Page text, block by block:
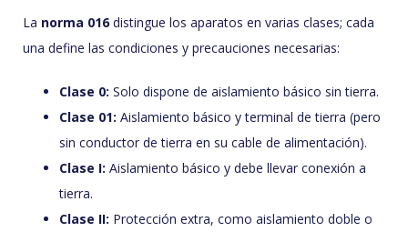
La norma 016 distingue los aparatos en varias clases; cada
una define las condiciones y precauciones necesarias:
Clase 0: Solo dispone de aislamiento básico sin tierra.
Clase 01: Aislamiento básico y terminal de tierra (pero
sin conductor de tierra en su cable de alimentación).
Clase I: Aislamiento básico y debe llevar conexión a
tierra.
Clase II: Protección extra, como aislamiento doble o